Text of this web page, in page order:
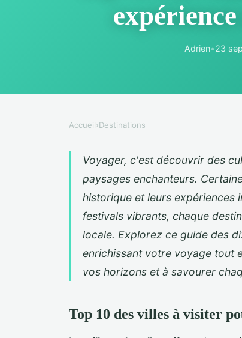
Adrien•23
Accueil›Destinations
Voyager, c'est découvrir des
paysages enchanteurs.
historique et leurs expériences
festivals vibrants, chaque
locale. Explorez ce guide des
enrichissant votre voyage tout
vos horizons et à savourer
Top 10 des villes à visiter